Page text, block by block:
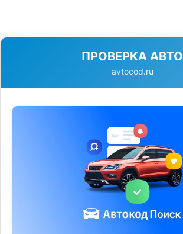
ПРОВЕРКА АВТО
avtocod.ru